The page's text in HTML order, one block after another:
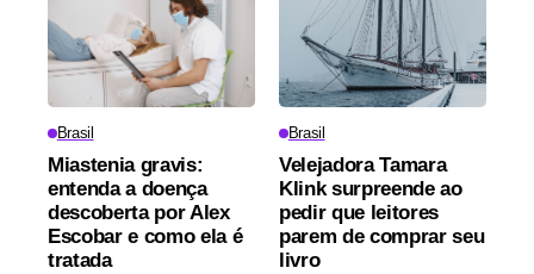
Brasil
Miastenia gravis:
entenda a doença
descoberta por Alex
Escobar e como ela é
tratada
Brasil
Velejadora Tamara
Klink surpreende ao
pedir que leitores
parem de comprar seu
livro